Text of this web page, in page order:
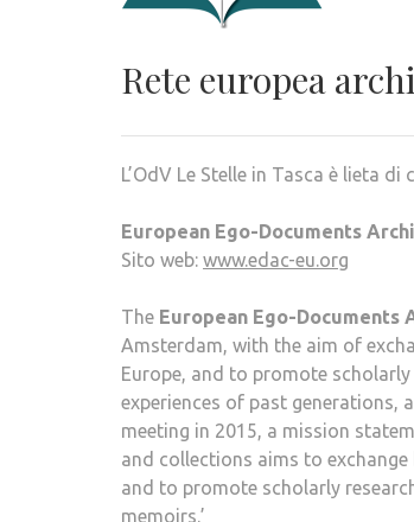
Rete europea
L’OdV Le Stelle in Tasca è lieta
European Ego-Documents
Sito web: www.edac-eu.org
The European Ego-Documents
Amsterdam, with the aim of
Europe, and to promote
experiences of past generations,
meeting in 2015, a mission
and collections aims to
and to promote scholarly
memoirs.’